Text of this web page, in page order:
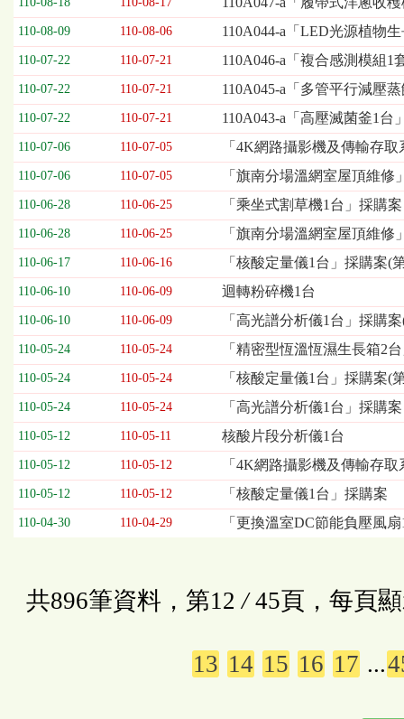
採
購
列
表，
欄
位
依
序
開
標
期、
截
標
日
期、
公
告
事
項
110-08-09 110-08-06 110A044-a「LED光源植物
110-07-22 110-07-21 110A046-a「複合感測模組1
110-07-22 110-07-21 110A045-a「多管平行減壓
110-07-22 110-07-21 110A043-a「高壓滅菌釜1台
110-07-06 110-07-05 「4K網路攝影機及傳輸存
110-07-06 110-07-05 「旗南分場溫網室屋頂維修
110-06-28 110-06-25 「乘坐式割草機1台」採購案
110-06-28 110-06-25 「旗南分場溫網室屋頂維修
110-06-17 110-06-16 「核酸定量儀1台」採購案(
110-06-10 110-06-09 迴轉粉碎機1台
110-06-10 110-06-09 「高光譜分析儀1台」採購
110-05-24 110-05-24 「精密型恆溫恆濕生長箱2
110-05-24 110-05-24 「核酸定量儀1台」採購案(
110-05-24 110-05-24 「高光譜分析儀1台」採購案
110-05-12 110-05-11 核酸片段分析儀1台
110-05-12 110-05-12 「4K網路攝影機及傳輸存
110-05-12 110-05-12 「核酸定量儀1台」採購案
110-04-30 110-04-29 「更換溫室DC節能負壓風
共896筆資料，第12 /45頁，每頁
13 14 15 16 17 ...